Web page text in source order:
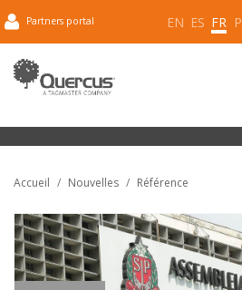
Partners portal EN ES FR
Accueil Nouvelles Référence